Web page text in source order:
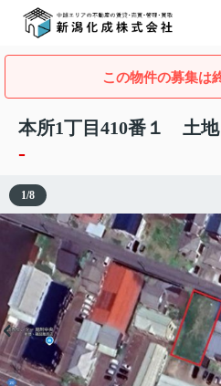
この物件の募集は
本所1丁目410番１ 土地
-
1/8